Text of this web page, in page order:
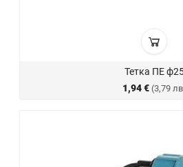
Тетка ПЕ
1,94 € (3,79